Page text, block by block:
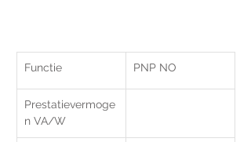
Functie PNP NO
Prestatievermoge
n VA/W